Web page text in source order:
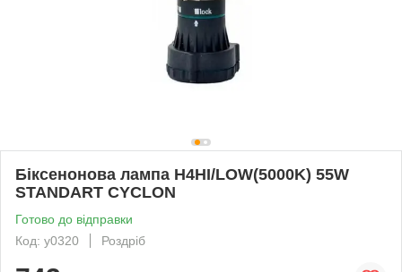
Біксенонова лампа H4HI/LOW(5000K) 55W
STANDART CYCLON
Готово до відправки
Код: y0320
Роздріб